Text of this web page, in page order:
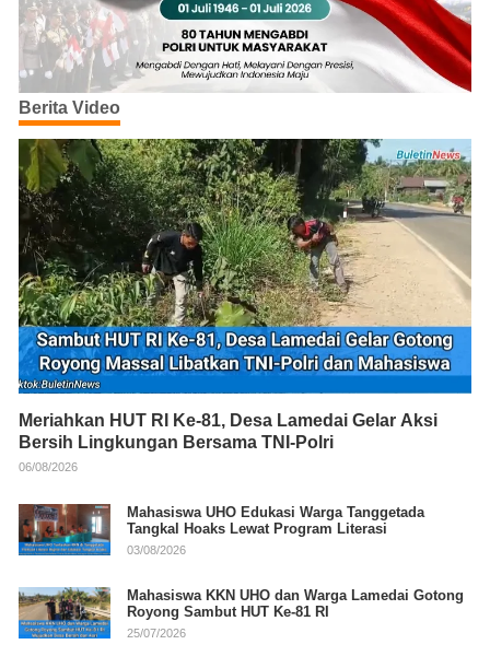
Berita Video
Meriahkan HUT RI Ke-81, Desa Lamedai Gelar Aksi
Bersih Lingkungan Bersama TNI-Polri
06/08/2026
Mahasiswa UHO Edukasi Warga Tanggetada
Tangkal Hoaks Lewat Program Literasi
03/08/2026
Mahasiswa KKN UHO dan Warga Lamedai Gotong
Royong Sambut HUT Ke-81 RI
25/07/2026